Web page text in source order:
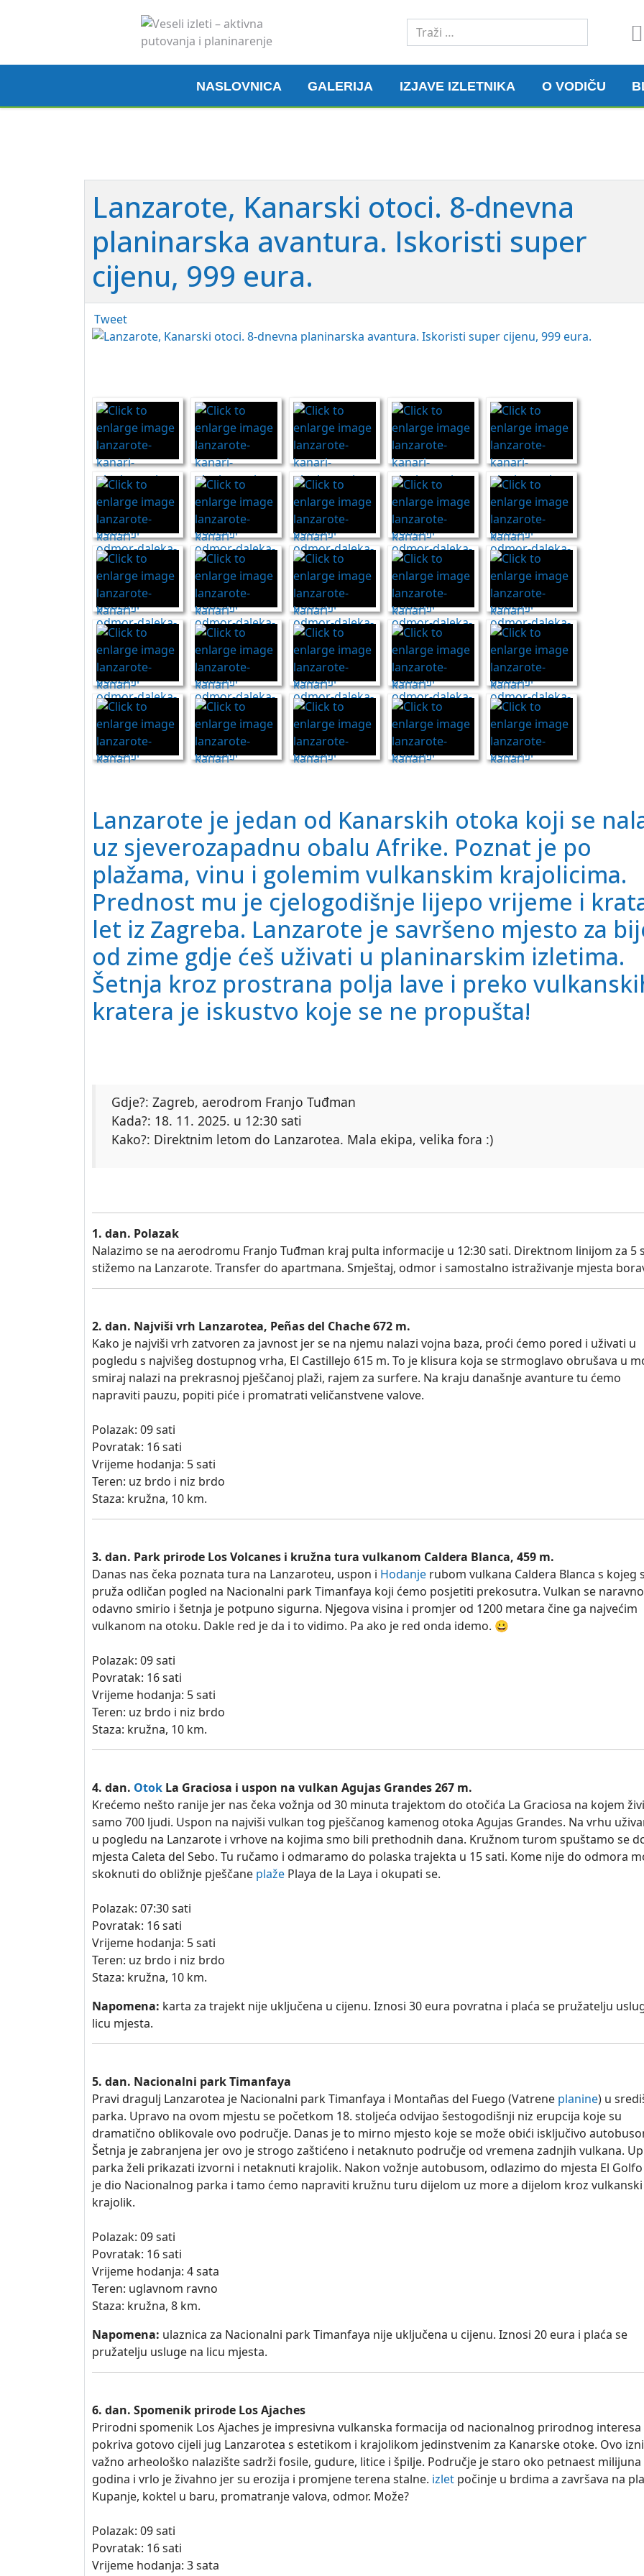
Traži
NASLOVNICA GALERIJA IZJAVE IZLETNIKA O VODIČU
Lanzarote, Kanarski otoci. 8-dnevna
planinarska avantura. Iskoristi super
cijenu, 999 eura.
Tweet
Lanzarote je jedan od Kanarskih otoka koji se
uz sjeverozapadnu obalu Afrike. Poznat je po
plažama, vinu i golemim vulkanskim krajolicima.
Prednost mu je cjelogodišnje lijepo vrijeme i
let iz Zagreba. Lanzarote je savršeno mjesto za
od zime gdje ćeš uživati u planinarskim izletima.
Šetnja kroz prostrana polja lave i preko
kratera je iskustvo koje se ne propušta!
Gdje?: Zagreb, aerodrom Franjo Tuđman
Kada?: 18. 11. 2025. u 12:30 sati
Kako?: Direktnim letom do Lanzarotea. Mala ekipa, velika fora :)
1. dan. Polazak
Nalazimo se na aerodromu Franjo Tuđman kraj pulta informacije u 12:30 sati. Direktnom linijom za 5
stižemo na Lanzarote. Transfer do apartmana. Smještaj, odmor i samostalno istraživanje mjesta
2. dan. Najviši vrh Lanzarotea, Peñas del Chache 672 m.
Kako je najviši vrh zatvoren za javnost jer se na njemu nalazi vojna baza, proći ćemo pored i uživati u
pogledu s najvišeg dostupnog vrha, El Castillejo 615 m. To je klisura koja se strmoglavo obrušava u
smiraj nalazi na prekrasnoj pješčanoj plaži, rajem za surfere. Na kraju današnje avanture tu ćemo
napraviti pauzu, popiti piće i promatrati veličanstvene valove.
Polazak: 09 sati
Povratak: 16 sati
Vrijeme hodanja: 5 sati
Teren: uz brdo i niz brdo
Staza: kružna, 10 km.
3. dan. Park prirode Los Volcanes i kružna tura vulkanom Caldera Blanca, 459 m.
Danas nas čeka poznata tura na Lanzaroteu, uspon i Hodanje rubom vulkana Caldera Blanca s kojeg
pruža odličan pogled na Nacionalni park Timanfaya koji ćemo posjetiti prekosutra. Vulkan se naravno
odavno smirio i šetnja je potpuno sigurna. Njegova visina i promjer od 1200 metara čine ga najvećim
vulkanom na otoku. Dakle red je da i to vidimo. Pa ako je red onda idemo. 😀
Polazak: 09 sati
Povratak: 16 sati
Vrijeme hodanja: 5 sati
Teren: uz brdo i niz brdo
Staza: kružna, 10 km.
4. dan. Otok La Graciosa i uspon na vulkan Agujas Grandes 267 m.
Krećemo nešto ranije jer nas čeka vožnja od 30 minuta trajektom do otočića La Graciosa na kojem živi
samo 700 ljudi. Uspon na najviši vulkan tog pješčanog kamenog otoka Agujas Grandes. Na vrhu
u pogledu na Lanzarote i vrhove na kojima smo bili prethodnih dana. Kružnom turom spuštamo se
mjesta Caleta del Sebo. Tu ručamo i odmaramo do polaska trajekta u 15 sati. Kome nije do odmora
skoknuti do obližnje pješčane plaže Playa de la Laya i okupati se.
Polazak: 07:30 sati
Povratak: 16 sati
Vrijeme hodanja: 5 sati
Teren: uz brdo i niz brdo
Staza: kružna, 10 km.
Napomena: karta za trajekt nije uključena u cijenu. Iznosi 30 eura povratna i plaća se pružatelju
licu mjesta.
5. dan. Nacionalni park Timanfaya
Pravi dragulj Lanzarotea je Nacionalni park Timanfaya i Montañas del Fuego (Vatrene planine) u
parka. Upravo na ovom mjestu se početkom 18. stoljeća odvijao šestogodišnji niz erupcija koje su
dramatično oblikovale ovo područje. Danas je to mirno mjesto koje se može obići isključivo
Šetnja je zabranjena jer ovo je strogo zaštićeno i netaknuto područje od vremena zadnjih vulkana.
parka želi prikazati izvorni i netaknuti krajolik. Nakon vožnje autobusom, odlazimo do mjesta El
je dio Nacionalnog parka i tamo ćemo napraviti kružnu turu dijelom uz more a dijelom kroz vulkanski
krajolik.
Polazak: 09 sati
Povratak: 16 sati
Vrijeme hodanja: 4 sata
Teren: uglavnom ravno
Staza: kružna, 8 km.
Napomena: ulaznica za Nacionalni park Timanfaya nije uključena u cijenu. Iznosi 20 eura i plaća se
pružatelju usluge na licu mjesta.
6. dan. Spomenik prirode Los Ajaches
Prirodni spomenik Los Ajaches je impresivna vulkanska formacija od nacionalnog prirodnog interesa
pokriva gotovo cijeli jug Lanzarotea s estetikom i krajolikom jedinstvenim za Kanarske otoke. Ovo
važno arheološko nalazište sadrži fosile, gudure, litice i špilje. Područje je staro oko petnaest milijuna
godina i vrlo je živahno jer su erozija i promjene terena stalne. izlet počinje u brdima a završava na
Kupanje, koktel u baru, promatranje valova, odmor. Može?
Polazak: 09 sati
Povratak: 16 sati
Vrijeme hodanja: 3 sata